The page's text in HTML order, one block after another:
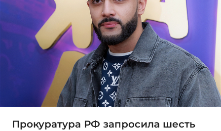
Прокуратура РФ запросила шесть